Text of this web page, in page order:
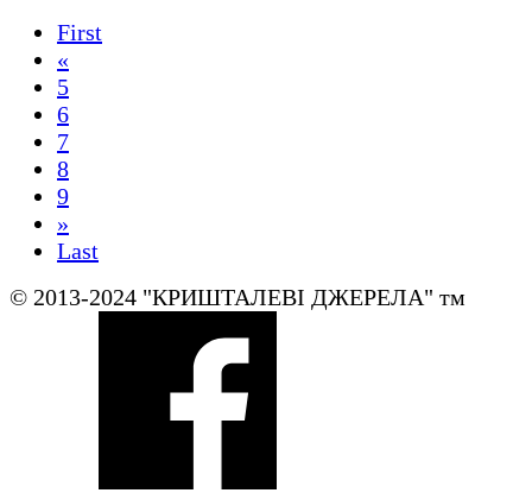
First
«
5
6
7
8
9
»
Last
© 2013-2024 "КРИШТАЛЕВI ДЖЕРЕЛА" тм